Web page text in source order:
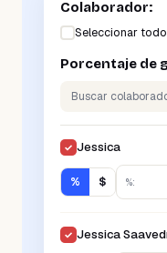
Colaborador:
Seleccionar
Porcentaje de
Buscar
✓ Jessica
% $ %:
✓ Jessica